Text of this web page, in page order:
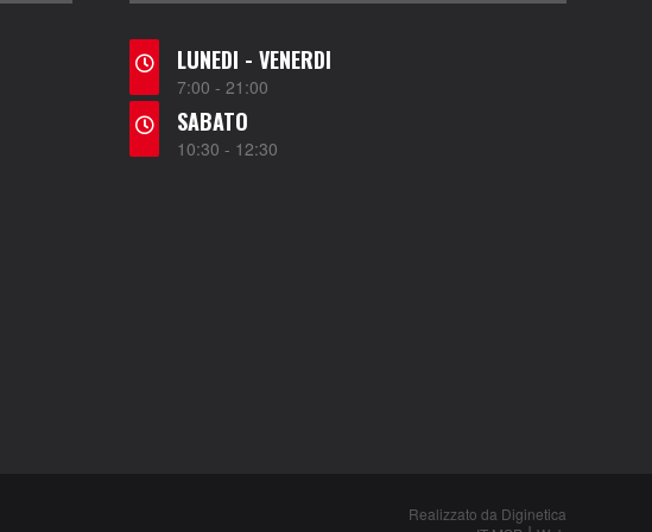
LUNEDI - VENERDI
7:00 - 21:00
SABATO
10:30 - 12:30
Realizzato da Diginetica